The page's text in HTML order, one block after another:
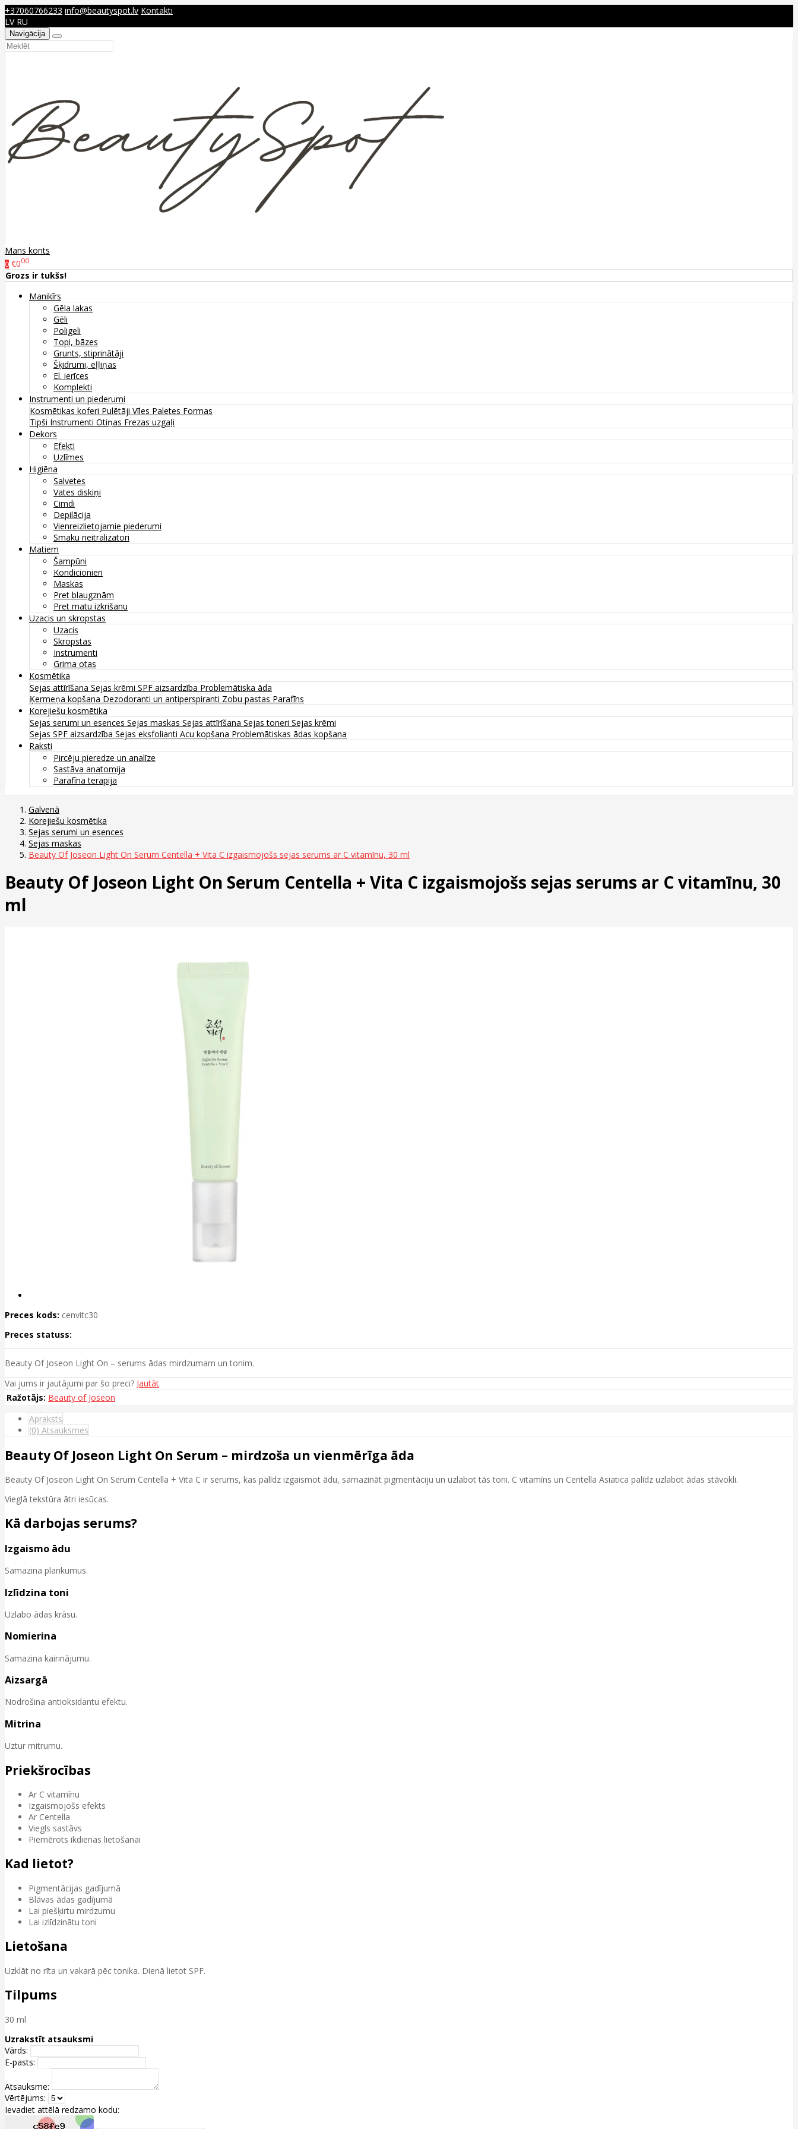
+37060766233 info@beautyspot.lv Kontakti
LV RU
Navigācija
Mans konts
0 €000
Grozs ir tukšs!
Manikīrs
Gēla lakas
Gēli
Poligeli
Topi, bāzes
Grunts, stiprinātāji
Šķidrumi, eļļiņas
El. ierīces
Komplekti
Instrumenti un piederumi
Kosmētikas koferi Pulētāji Vīles Paletes Formas
Tipši Instrumenti Otiņas Frezas uzgaļi
Dekors
Efekti
Uzlīmes
Higiēna
Salvetes
Vates diskiņi
Cimdi
Depilācija
Vienreizlietojamie piederumi
Smaku neitralizatori
Matiem
Šampūni
Kondicionieri
Maskas
Pret blaugznām
Pret matu izkrišanu
Uzacis un skropstas
Uzacis
Skropstas
Instrumenti
Grima otas
Kosmētika
Sejas attīrīšana Sejas krēmi SPF aizsardzība Problemātiska āda
Ķermeņa kopšana Dezodoranti un antiperspiranti Zobu pastas Parafīns
Korejiešu kosmētika
Sejas serumi un esences Sejas maskas Sejas attīrīšana Sejas toneri Sejas krēmi
Sejas SPF aizsardzība Sejas eksfolianti Acu kopšana Problemātiskas ādas kopšana
Raksti
Pircēju pieredze un analīze
Sastāva anatomija
Parafīna terapija
Galvenā
Korejiešu kosmētika
Sejas serumi un esences
Sejas maskas
Beauty Of Joseon Light On Serum Centella + Vita C izgaismojošs sejas serums ar C vitamīnu, 30 ml
Beauty Of Joseon Light On Serum Centella + Vita C izgaismojošs sejas serums ar C vitamīnu, 30
ml
Preces kods: cenvitc30
Preces statuss:
Beauty Of Joseon Light On – serums ādas mirdzumam un tonim.
Vai jums ir jautājumi par šo preci? Jautāt
Ražotājs: Beauty of Joseon
Apraksts
(0) Atsauksmes
Beauty Of Joseon Light On Serum – mirdzoša un vienmērīga āda
Beauty Of Joseon Light On Serum Centella + Vita C ir serums, kas palīdz izgaismot ādu, samazināt pigmentāciju un uzlabot tās toni. C vitamīns un Centella Asiatica palīdz uzlabot ādas stāvokli.
Vieglā tekstūra ātri iesūcas.
Kā darbojas serums?
Izgaismo ādu
Samazina plankumus.
Izlīdzina toni
Uzlabo ādas krāsu.
Nomierina
Samazina kairinājumu.
Aizsargā
Nodrošina antioksidantu efektu.
Mitrina
Uztur mitrumu.
Priekšrocības
Ar C vitamīnu
Izgaismojošs efekts
Ar Centella
Viegls sastāvs
Piemērots ikdienas lietošanai
Kad lietot?
Pigmentācijas gadījumā
Blāvas ādas gadījumā
Lai piešķirtu mirdzumu
Lai izlīdzinātu toni
Lietošana
Uzklāt no rīta un vakarā pēc tonika. Dienā lietot SPF.
Tilpums
30 ml
Uzrakstīt atsauksmi
Vārds:
E-pasts:
Atsauksme:
Vērtējums:
Ievadiet attēlā redzamo kodu: